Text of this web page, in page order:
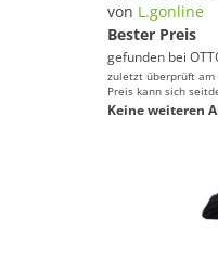
von L.gonline
Bester Preis
gefunden bei
zuletzt überprüft am
Preis kann sich
Keine weiteren